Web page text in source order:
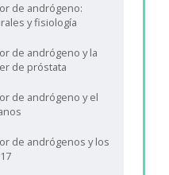
de andrógeno:
y fisiología
de andrógeno y la
de próstata
de andrógeno y el
de andrógenos y los